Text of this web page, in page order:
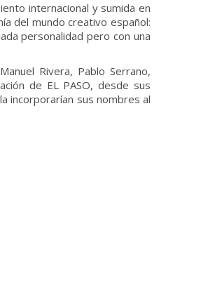
internacional y sumida en
del mundo creativo español:
personalidad pero con una
Rivera, Pablo Serrano,
de EL PASO, desde sus
incorporarían sus nombres al